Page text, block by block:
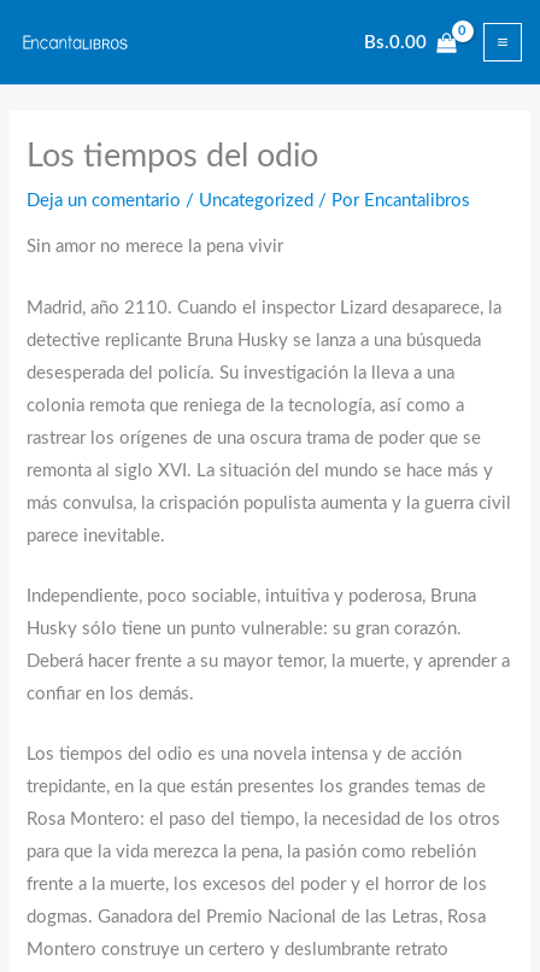
contenido
Bs.0.00
Los tiempos del odio
Deja un comentario / Uncategorized / Por Encantalibros
Sin amor no merece la pena vivir
Madrid, año 2110. Cuando el inspector Lizard desaparece, la
detective replicante Bruna Husky se lanza a una búsqueda
desesperada del policía. Su investigación la lleva a una
colonia remota que reniega de la tecnología, así como a
rastrear los orígenes de una oscura trama de poder que se
remonta al siglo XVI. La situación del mundo se hace más y
más convulsa, la crispación populista aumenta y la guerra civil
parece inevitable.
Independiente, poco sociable, intuitiva y poderosa, Bruna
Husky sólo tiene un punto vulnerable: su gran corazón.
Deberá hacer frente a su mayor temor, la muerte, y aprender a
confiar en los demás.
Los tiempos del odio es una novela intensa y de acción
trepidante, en la que están presentes los grandes temas de
Rosa Montero: el paso del tiempo, la necesidad de los otros
para que la vida merezca la pena, la pasión como rebelión
frente a la muerte, los excesos del poder y el horror de los
dogmas. Ganadora del Premio Nacional de las Letras, Rosa
Montero construye un certero y deslumbrante retrato